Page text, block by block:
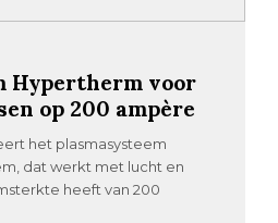
Hypertherm voor
op 200 ampère
het plasmasysteem
dat werkt met lucht en
heeft van 200